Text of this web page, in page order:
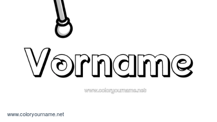
www.coloryourname.net